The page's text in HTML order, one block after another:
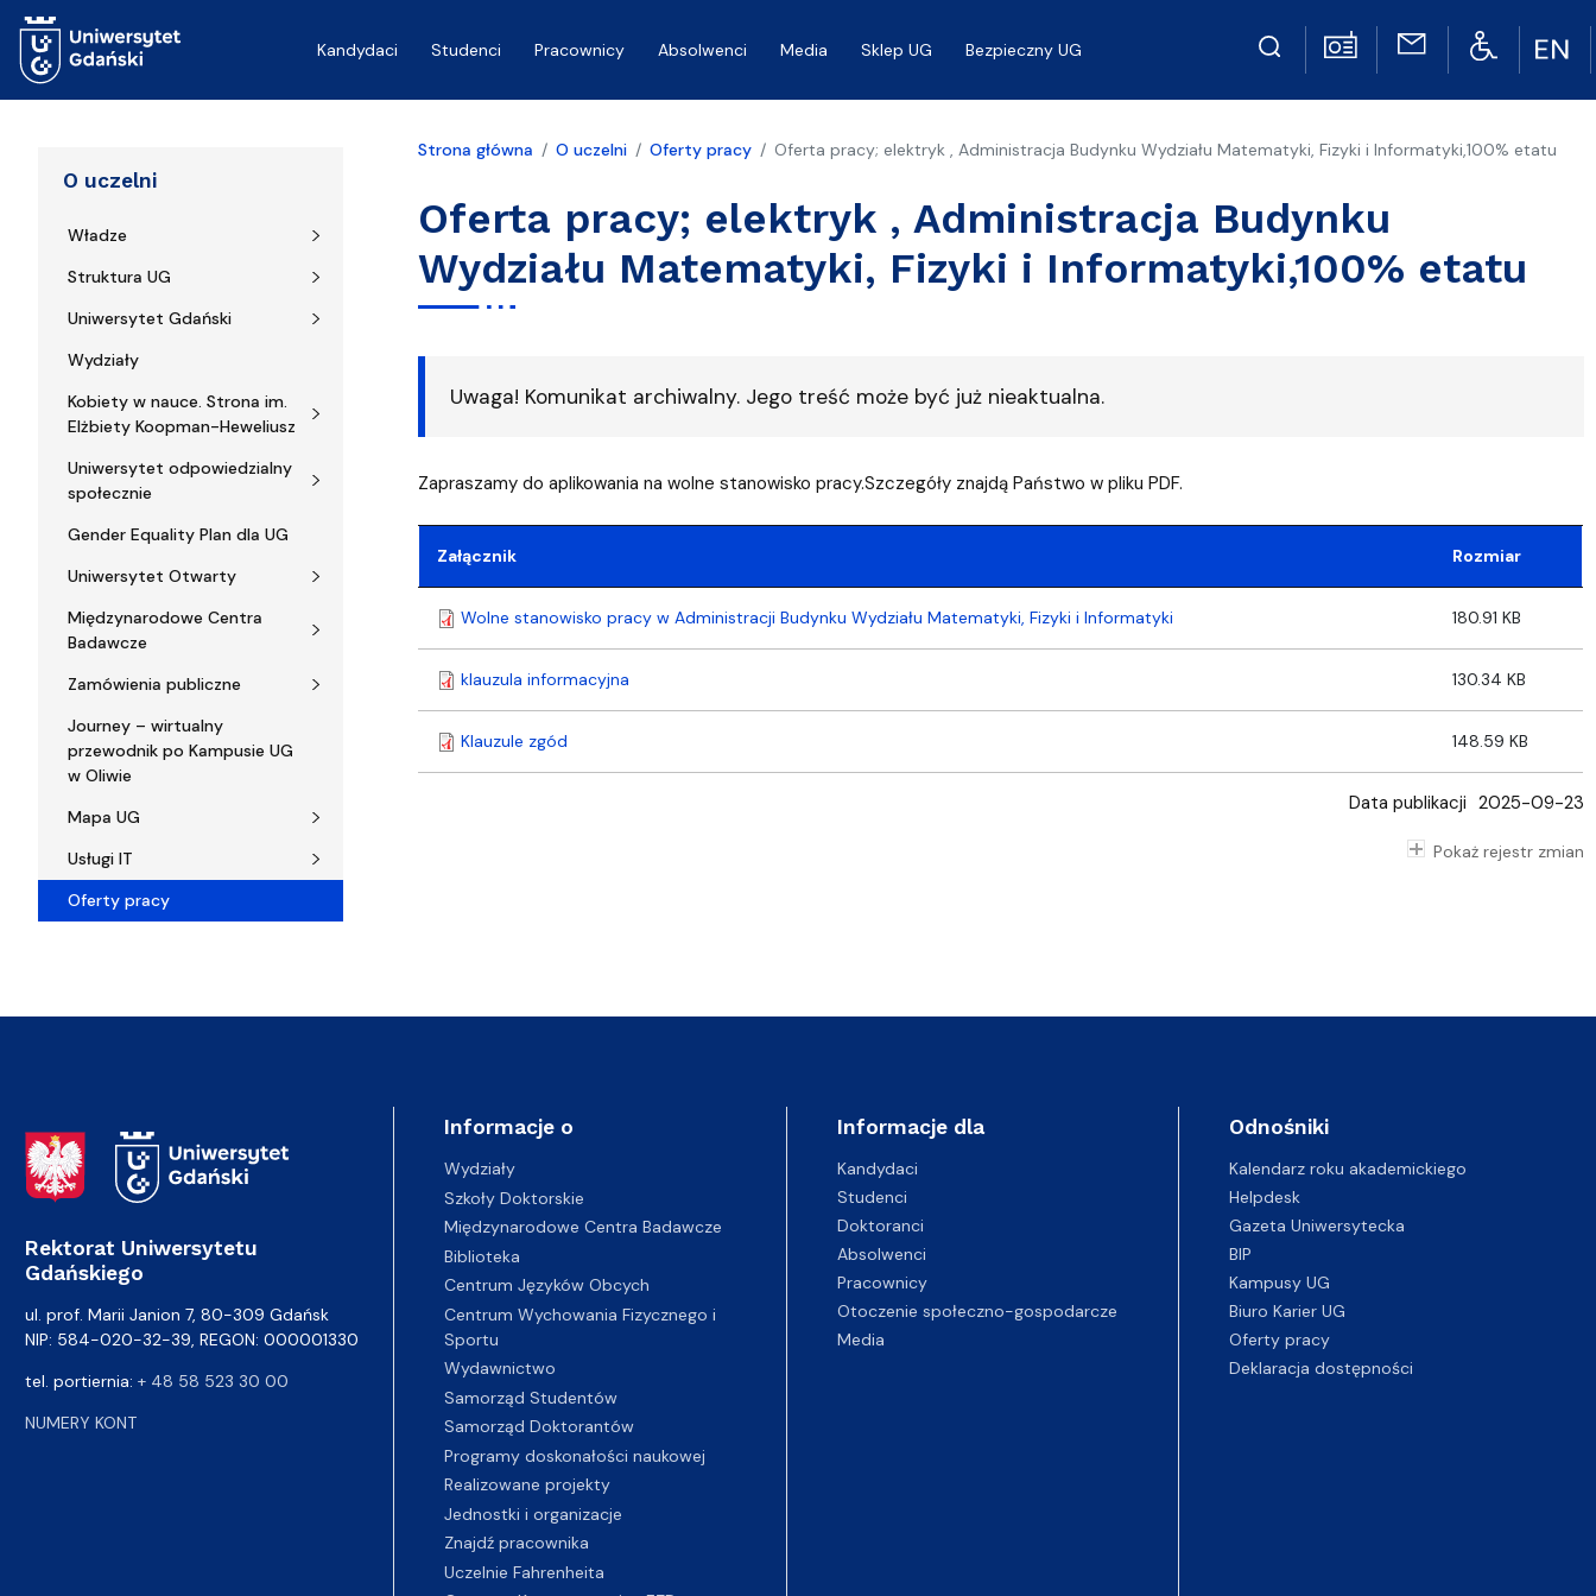
Kandydaci
Studenci Pracownicy Absolwenci Media Sklep UG Bezpieczny UG
O uczelni
Władze
Struktura UG
Uniwersytet Gdański
Wydziały
Kobiety w nauce. Strona im.
Elżbiety Koopman-Heweliusz
Uniwersytet odpowiedzialny
społecznie
Gender Equality Plan dla UG
Uniwersytet Otwarty
Międzynarodowe Centra
Badawcze
Zamówienia publiczne
Journey – wirtualny
przewodnik po Kampusie UG
w Oliwie
Mapa UG
Usługi IT
Oferty pracy
Strona główna O uczelni Oferty pracy Oferta pracy; elektryk , Administracja Budynku Wydziału Matematyki, Fizyki i Informatyki,100% etatu
Oferta pracy; elektryk , Administracja Budynku
Wydziału Matematyki, Fizyki i Informatyki,100% etatu
Uwaga! Komunikat archiwalny. Jego treść może być już nieaktualna.
Zapraszamy do aplikowania na wolne stanowisko pracy.Szczegóły znajdą Państwo w pliku PDF.
Załącznik Rozmiar
Wolne stanowisko pracy w Administracji Budynku Wydziału Matematyki, Fizyki i Informatyki 180.91 KB
klauzula informacyjna 130.34 KB
Klauzule zgód 148.59 KB
Data publikacji 2025-09-23
Pokaż rejestr zmian
Adres Rektoratu
Rektorat Uniwersytetu
Gdańskiego
ul. prof. Marii Janion 7, 80-309 Gdańsk
NIP: 584-020-32-39, REGON: 000001330
tel. portiernia: + 48 58 523 30 00
NUMERY KONT
Informacje o
Wydziały
Szkoły Doktorskie
Międzynarodowe Centra Badawcze
Biblioteka
Centrum Języków Obcych
Centrum Wychowania Fizycznego i
Sportu
Wydawnictwo
Samorząd Studentów
Samorząd Doktorantów
Programy doskonałości naukowej
Realizowane projekty
Jednostki i organizacje
Znajdź pracownika
Uczelnie Fahrenheita
Informacje dla
Kandydaci
Studenci
Doktoranci
Absolwenci
Pracownicy
Otoczenie społeczno-gospodarcze
Media
Odnośniki
Kalendarz roku akademickiego
Helpdesk
Gazeta Uniwersytecka
BIP
Kampusy UG
Biuro Karier UG
Oferty pracy
Deklaracja dostępności